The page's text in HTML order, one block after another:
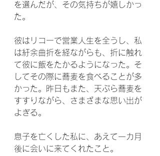
を選んだが、その気持ちが嬉しかっ
た。
彼はリコーで営業人生を全うし、私
は紆余曲折を経ながらも、折に触れ
て彼に飯をたかるようになった。そ
してその際に蕎麦を食べることが多
かった。昨日もまた、天ぷら蕎麦を
すすりながら、さまざまな思い出が
よぎる。
息子を亡くした私に、あえて一カ月
後に会いに来てくれたこと。